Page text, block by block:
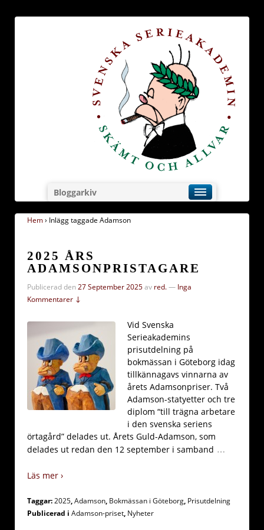
Bloggarkiv
Hem› Inlägg taggade Adamson
2025 ÅRS
ADAMSONPRISTAGARE
Publicerad den27 September 2025av red.— Inga
Kommentarer ↓
Vid Svenska
Serieakademins
prisutdelning på
bokmässan i Göteborg idag
tillkännagavs vinnarna av
årets Adamsonpriser. Två
Adamson-statyetter och tre
diplom “till trägna arbetare
i den svenska seriens
örtagård” delades ut. Årets Guld-Adamson, som
delades ut redan den 12 september i samband …
Läs mer ›
Taggar:2025,Adamson, Bokmässan i Göteborg, Prisutdelning
Publicerad i Adamson-priset, Nyheter